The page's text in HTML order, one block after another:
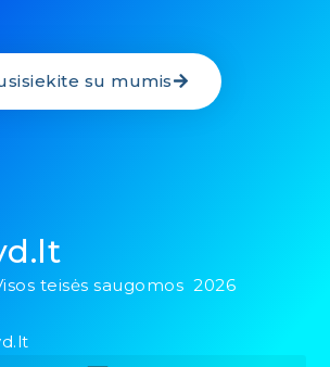
su mumis
teisės saugomos 2026